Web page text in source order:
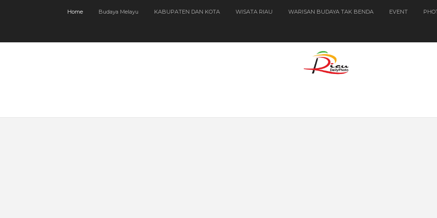
Home Budaya Melayu KABUPATEN DAN KOTA WISATA RIAU WARISAN BUDAYA TAK BENDA EVENT